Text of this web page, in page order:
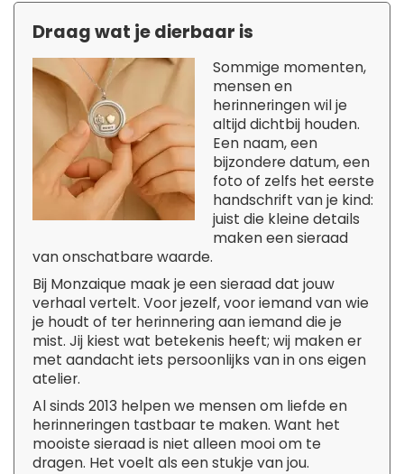
Draag wat je dierbaar is
Sommige momenten,
mensen en
herinneringen wil je
altijd dichtbij houden.
Een naam, een
bijzondere datum, een
foto of zelfs het eerste
handschrift van je kind:
juist die kleine details
maken een sieraad
van onschatbare waarde.
Bij Monzaique maak je een sieraad dat jouw
verhaal vertelt. Voor jezelf, voor iemand van wie
je houdt of ter herinnering aan iemand die je
mist. Jij kiest wat betekenis heeft; wij maken er
met aandacht iets persoonlijks van in ons eigen
atelier.
Al sinds 2013 helpen we mensen om liefde en
herinneringen tastbaar te maken. Want het
mooiste sieraad is niet alleen mooi om te
dragen. Het voelt als een stukje van jou.